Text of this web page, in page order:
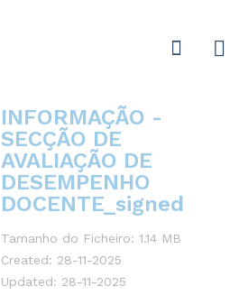
INFORMAÇÃO -
SECÇÃO DE
AVALIAÇÃO DE
DESEMPENHO
DOCENTE_signed
Tamanho do Ficheiro: 1.14 MB
Created: 28-11-2025
Updated: 28-11-2025